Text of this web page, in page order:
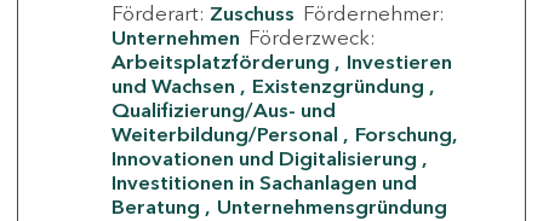
Förderart: Zuschuss Fördernehmer:
Unternehmen Förderzweck:
Arbeitsplatzförderung
Investieren
und Wachsen
Existenzgründung
Qualifizierung/Aus- und
Weiterbildung/Personal
Forschung,
Innovationen und Digitalisierung
Investitionen in Sachanlagen und
Beratung
Unternehmensgründung